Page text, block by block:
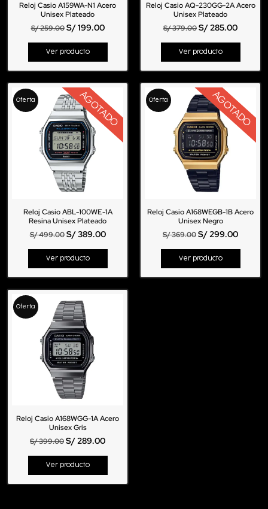
Reloj Casio A159WA-N1 Acero
Unisex Plateado
S/259.00 S/199.00
Ver producto
Reloj Casio AQ-230GG-2A Acero
Unisex Plateado
S/379.00S/285.00
Ver producto
Oferta AGOTADO
Reloj Casio ABL-100WE-1A
Resina Unisex Plateado
S/499.00 S/389.00
Ver producto
Oferta AGOTADO
Reloj Casio A168WEGB-1B Acero
Unisex Negro
S/369.00S/299.00
Ver producto
Oferta
Reloj Casio A168WGG-1A Acero
Unisex Gris
S/399.00S/289.00
Ver producto